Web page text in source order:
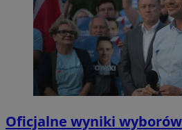
Oficjalne wyniki